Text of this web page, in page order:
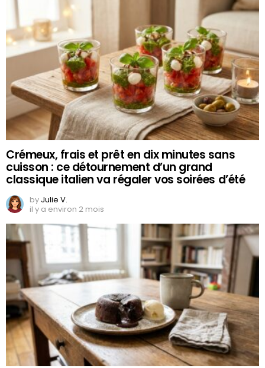
Crémeux, frais et prêt en dix minutes sans
cuisson : ce détournement d’un grand
classique italien va régaler vos soirées d’été
by Julie V.
il y a environ 2 mois